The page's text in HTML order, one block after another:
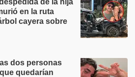
en la ruta
cayera sobre
dos personas
quedarían